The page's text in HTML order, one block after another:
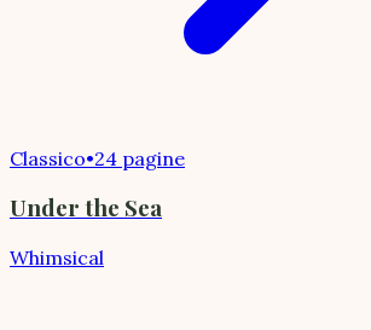
Classico•24 pagine
Under the Sea
Whimsical